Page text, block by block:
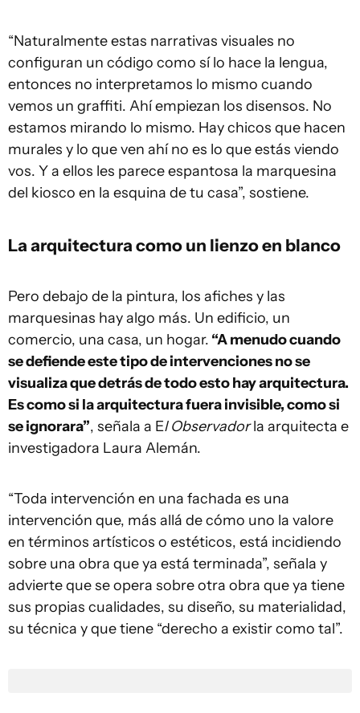
“Naturalmente estas narrativas visuales no
configuran un código como sí lo hace la lengua,
entonces no interpretamos lo mismo cuando
vemos un graffiti. Ahí empiezan los disensos. No
estamos mirando lo mismo. Hay chicos que hacen
murales y lo que ven ahí no es lo que estás viendo
vos. Y a ellos les parece espantosa la marquesina
del kiosco en la esquina de tu casa”, sostiene.
La arquitectura como un lienzo en blanco
Pero debajo de la pintura, los afiches y las
marquesinas hay algo más. Un edificio, un
comercio, una casa, un hogar. “A menudo cuando
se defiende este tipo de intervenciones no se
visualiza que detrás de todo esto hay arquitectura.
Es como si la arquitectura fuera invisible, como si
se ignorara”, señala a El Observadorla arquitecta e
investigadora Laura Alemán.
“Toda intervención en una fachada es una
intervención que, más allá de cómo uno la valore
en términos artísticos o estéticos, está incidiendo
sobre una obra que ya está terminada”, señala y
advierte que se opera sobre otra obra que ya tiene
sus propias cualidades, su diseño, su materialidad,
su técnica y que tiene “derecho a existir como tal”.